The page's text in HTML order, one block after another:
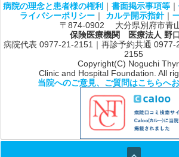
病院の理念と患者様の権利 ｜ 書面掲示事項等 ｜
ライバシーポリシー ｜ カルテ開示指針｜
〒874-0902 大分県別府市青
保険医療機関 医療法人 野
病院代表 0977-21-2151｜再診予約共通
2155
Copyright(C) Noguchi
Clinic and Hospital Foundation. All
当院へのご意見、ご質問はこちらへ